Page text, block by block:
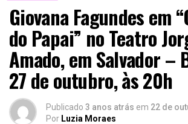
Giovana Fagundes em
do Papai” no Teatro
Amado, em Salvador –
27 de outubro, às 20h
Publicado 3 anos atrás em 22 de
Por Luzia Moraes